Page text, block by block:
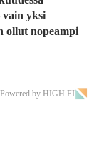
vain yksi
ollut nopeampi
Powered by HIGH.FI